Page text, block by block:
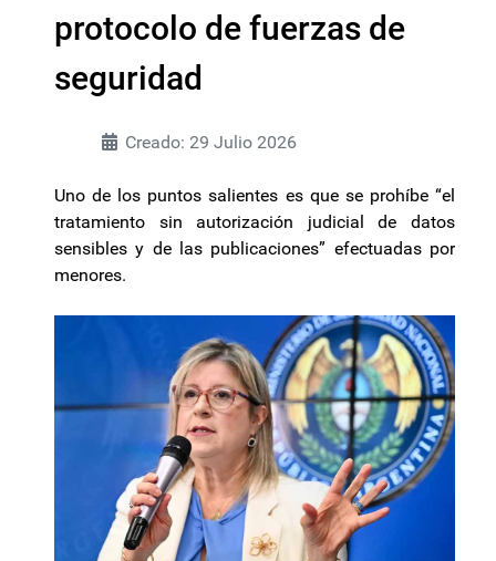
protocolo de fuerzas de
seguridad
Creado: 29 Julio 2026
Uno de los puntos salientes es que se prohíbe “el
tratamiento sin autorización judicial de datos
sensibles y de las publicaciones” efectuadas por
menores.